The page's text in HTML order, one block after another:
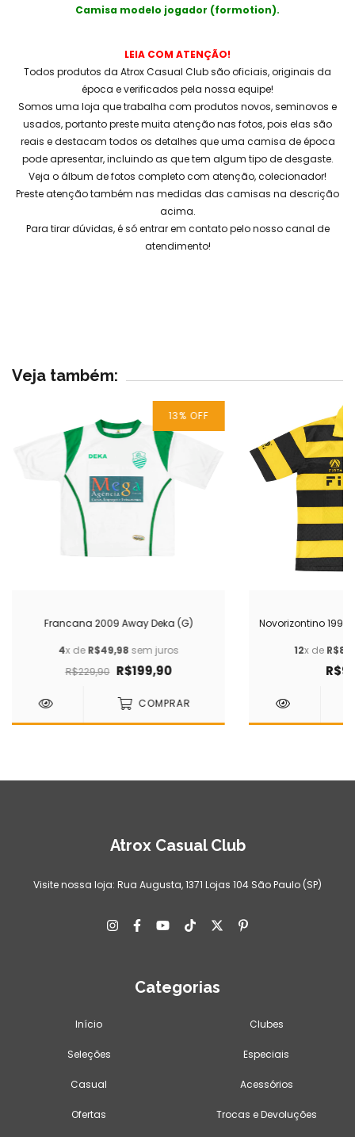
Camisa modelo jogador (formotion).
LEIA COM ATENÇÃO!
Todos produtos da Atrox Casual Club são oficiais, originais da
época e verificados pela nossa equipe!
Somos uma loja que trabalha com produtos novos, seminovos e
usados, portanto preste muita atenção nas fotos, pois elas são
reais e destacam todos os detalhes que uma camisa de época
pode apresentar, incluindo as que tem algum tipo de desgaste.
Veja o álbum de fotos completo com atenção, colecionador!
Preste atenção também nas medidas das camisas na descrição
acima.
Para tirar dúvidas, é só entrar em contato pelo nosso canal de
atendimento!
Veja também:
13% OFF
Francana 2009 Away Deka (G)
4x deR$49,98 sem juros
R$229,90 R$199,90
COMPRAR
Novorizontino
12x de
Atrox Casual Club
Visite nossa loja: Rua Augusta, 1371 Lojas 104 São Paulo (SP)
Categorias
Início Clubes
Seleções Especiais
Casual Acessórios
Ofertas Trocas e Devoluções